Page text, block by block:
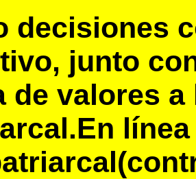
decisiones
junto
de valores